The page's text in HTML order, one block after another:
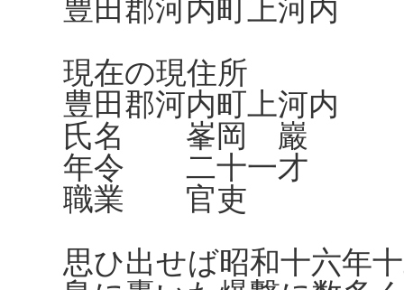
豊田郡河内町上河内
現在の現住所
豊田郡河内町上河内
氏名 峯岡 巖
年令 二十一才
職業 官吏
思ひ出せば昭和十六年